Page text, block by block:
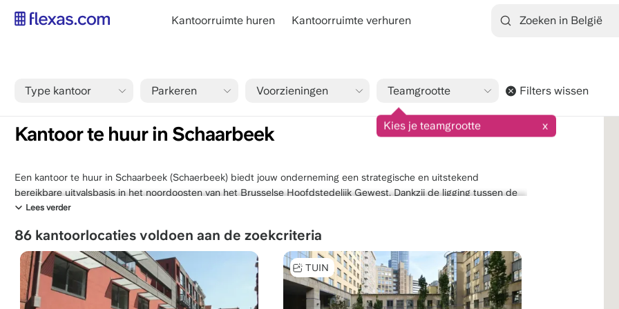
Overslaan
main
Kantoorruimte huren Kantoorruimte verhuren
Kruimelpad
Home Kantoor huren schaarbeek 9.1/10 1545 beoordelingen
Kantoor te huur in Schaarbeek
Een kantoor te huur in Schaarbeek (Schaerbeek) biedt jouw onderneming een strategische en uitstekend
bereikbare uitvalsbasis in het noordoosten van het Brusselse Hoofdstedelijk Gewest. Dankzij de ligging tussen de
internationale Noordwijk, de Europese Wijk en de snelweg richting Brussels Airport, combineert Schaarbeek
Lees verder
Type kantoor Parkeren Voorzieningen
Kies je teamgrootte x
Teamgrootte Filters wissen
86 kantoorlocaties voldoen aan de zoekcriteria
TUIN